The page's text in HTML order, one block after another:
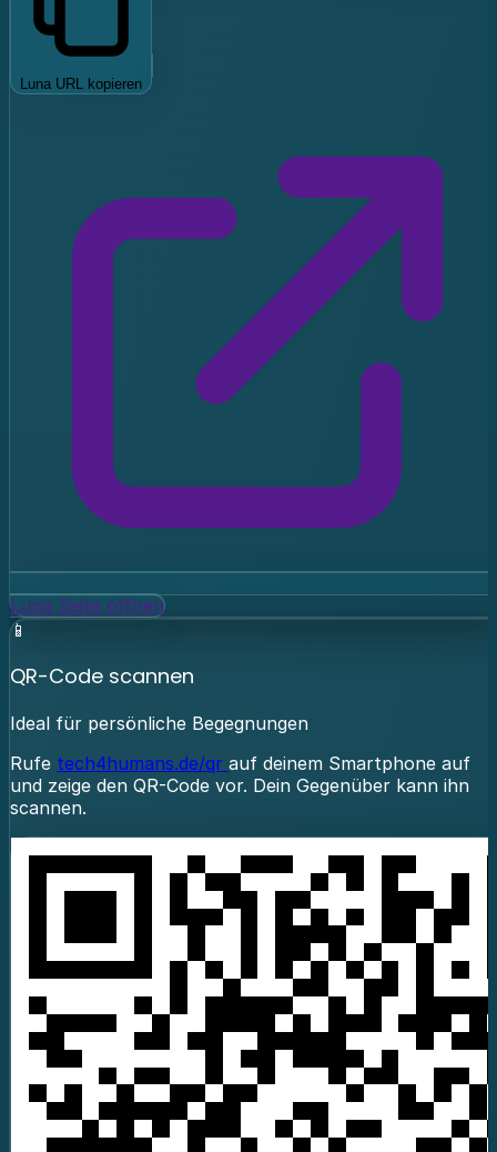
Luna URL kopieren
Luna Seite öffnen
📱
QR-Code scannen
Ideal für persönliche Begegnungen
Rufe tech4humans.de/qr auf deinem Smartphone auf
und zeige den QR-Code vor. Dein Gegenüber kann ihn
scannen.